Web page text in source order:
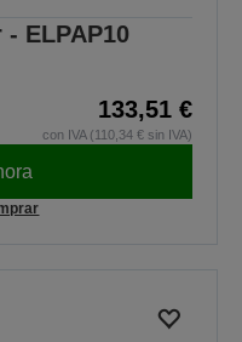
ELPAP10
133,51 €
con IVA (110,34 € sin IVA)